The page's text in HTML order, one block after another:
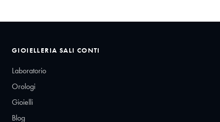
GIOIELLERIA SALI CONTI
Laboratorio
Orologi
Gioielli
Blog